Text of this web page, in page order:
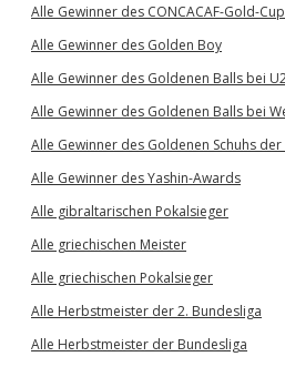
Alle Gewinner des CONCACAF-Gold-
Alle Gewinner des Golden Boy
Alle Gewinner des Goldenen Balls bei
Alle Gewinner des Goldenen Balls bei
Alle Gewinner des Goldenen Schuhs der
Alle Gewinner des Yashin-Awards
Alle gibraltarischen Pokalsieger
Alle griechischen Meister
Alle griechischen Pokalsieger
Alle Herbstmeister der 2. Bundesliga
Alle Herbstmeister der Bundesliga